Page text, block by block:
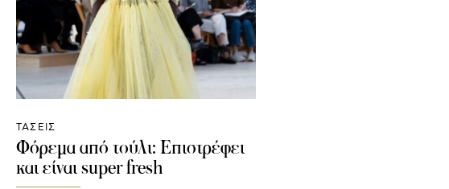
ΤΑΣΕΙΣ
Φόρεμα από τούλι: Επιστρέφει
και είναι super fresh